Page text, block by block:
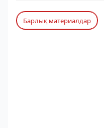
Барлық материалдар